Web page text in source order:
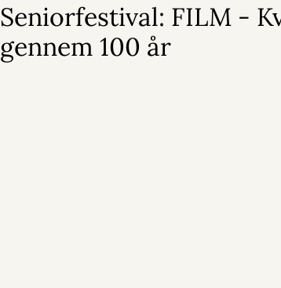
Seniorfestival: FILM -
gennem 100 år